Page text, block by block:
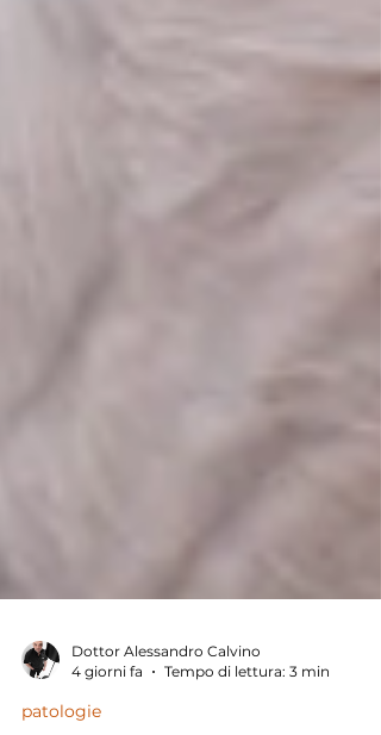
Dottor Alessandro Calvino
4 giorni fa